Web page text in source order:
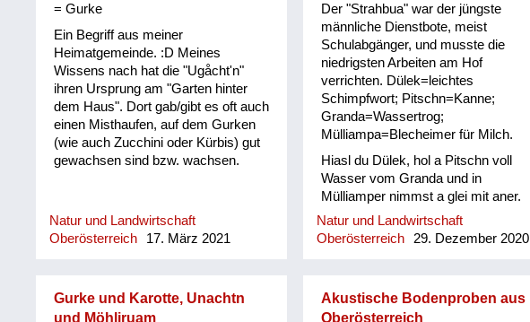
und dengeln. Äst z´am tragn und
Stubm ausputzn, Butta rüahn und
Keonbrot bocha, Bam ostreicha,
Stall weißintn, Oa onehma, Howan
dreschn, Holzschuah mocha, Besn
bind´n, rund ums Haus is nu zan
Mah´, bis zan Schneim is nu vü zan
toa, dass oll´samt ordndli hergricht
is, ba so vü Arbat gibt´s nix z´lacha,
´Schwalbm fliagn scho davo, wann
glei da Behmwind w...
= Gurke
Ein Begriff aus meiner
Heimatgemeinde. :D Meines
Wissens nach hat die "Ugåcht'n"
ihren Ursprung am "Garten hinter
dem Haus". Dort gab/gibt es oft auch
einen Misthaufen, auf dem Gurken
(wie auch Zucchini oder Kürbis) gut
gewachsen sind bzw. wachsen.
Natur und Landwirtschaft
Oberösterreich
17. März 2021
Der "Strahbua" war der jüngste
männliche Dienstbote, meist
Schulabgänger, und musste die
niedrigsten Arbeiten am Hof
verrichten. Dülek=leichtes
Schimpfwort; Pitschn=Kanne;
Granda=Wassertrog;
Mülliampa=Blecheimer für Milch.
Hiasl du Dülek, hol a Pitschn voll
Wasser vom Granda und in
Mülliamper nimmst a glei mit aner.
Natur und Landwirtschaft
Oberösterreich
29. Dezember 2020
Gurke und Karotte, Unachtn
und Möhliruam
Akustische Bodenproben aus
Oberösterreich